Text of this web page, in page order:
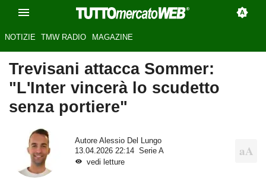
NOTIZIE TMW RADIO MAGAZINE
Trevisani attacca Sommer:
"L'Inter vincerà lo scudetto
senza portiere"
Autore Alessio Del Lungo
13.04.2026 22:14
Serie A
vedi letture